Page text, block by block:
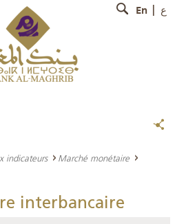
En ع
indicateurs
Marché monétaire
interbancaire